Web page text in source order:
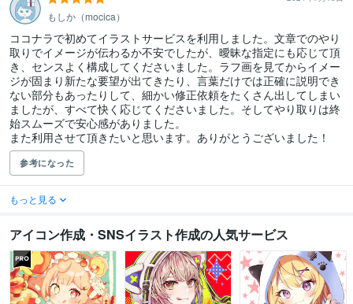
もしか（mocica）
ココナラで初めてイラストサービスを利用しました。文章でのやり
取りでイメージが伝わるか不安でしたが、曖昧な指定にも応じて頂
き、センスよく構成してくださいました。ラフ画を見てからイメー
ジが固まり新たな要望が出てきたり、言葉だけでは正確に説明でき
ない部分もあったりして、細かい修正依頼をたくさん出してしまい
ましたが、すべて快く応じてくださいました。そしてやり取りは終
始スムーズで安心感がありました。
また利用させて頂きたいと思います。ありがとうございました！
参考になった
もっと見る
アイコン作成・SNSイラスト作成の人気サービス